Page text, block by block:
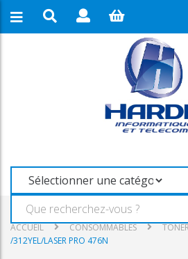
ACCUEIL CONSOMMABLES
/312YEL/LASER PRO 476N